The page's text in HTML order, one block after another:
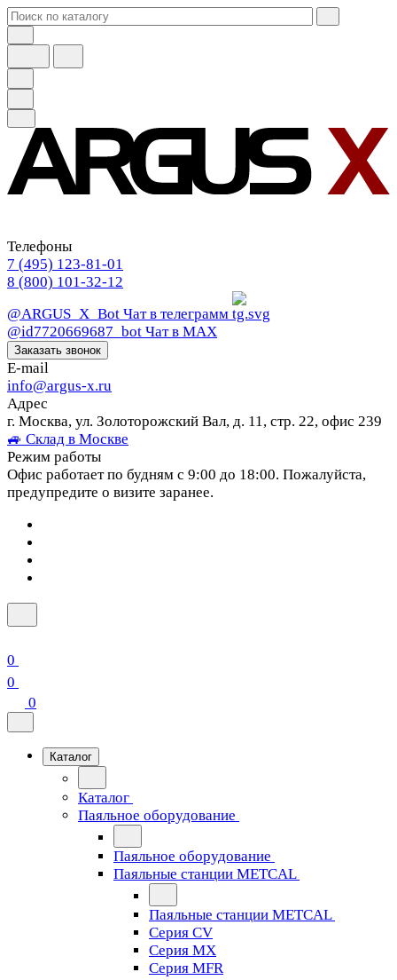
Телефоны
7 (495) 123-81-01
8 (800) 101-32-12
@ARGUS_X_Bot Чат в телеграмм
@id7720669687_bot Чат в МАХ
Заказать звонок
E-mail
info@argus-x.ru
Адрес
г. Москва, ул. Золоторожский Вал, д. 11, стр. 22, офис 239
🚙 Склад в Москве
Режим работы
Офис работает по будням с 9:00 до 18:00. Пожалуйста,
предупредите о визите заранее.
0
0
0
Каталог
Каталог
Паяльное оборудование
Паяльное оборудование
Паяльные станции METCAL
Паяльные станции METCAL
Серия CV
Серия MX
Серия MFR